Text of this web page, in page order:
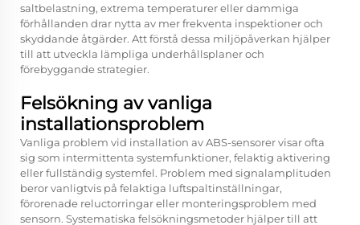
saltbelastning, extrema temperaturer eller dammiga
förhållanden drar nytta av mer frekventa inspektioner och
skyddande åtgärder. Att förstå dessa miljöpåverkan hjälper
till att utveckla lämpliga underhållsplaner och
förebyggande strategier.
Felsökning av vanliga
installationsproblem
Vanliga problem vid installation av ABS-sensorer visar ofta
sig som intermittenta systemfunktioner, felaktig aktivering
eller fullständig systemfel. Problem med signalamplituden
beror vanligtvis på felaktiga luftspaltinställningar,
förorenade reluctorringar eller monteringsproblem med
sensorn. Systematiska felsökningsmetoder hjälper till att